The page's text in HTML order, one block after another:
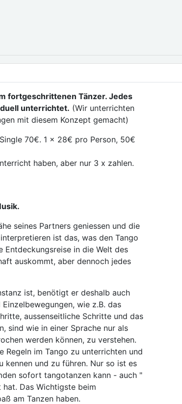
fortgeschrittenen Tänzer. Jedes
unterrichtet. (Wir unterrichten
mit diesem Konzept gemacht)
70€. 1 x 28€ pro Person, 50€
haben, aber nur 3 x zahlen.
seines Partners geniessen und die
ist das, was den Tango
Entdeckungsreise in die Welt des
auskommt, aber dennoch jedes
ist, benötigt er deshalb auch
wie z.B. das
aussenseitliche Schritte und das
sind wie in einer Sprache nur als
werden können, zu verstehen.
Regeln im Tango zu unterrichten und
kennen und zu führen. Nur so ist es
sofort tangotanzen kann - auch "
Das Wichtigste beim
am Tanzen haben.